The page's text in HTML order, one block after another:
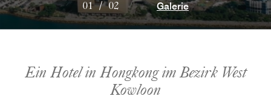
01/02 Galerie
Ein Hotel in Hongkong im Bezirk West
Kowloon